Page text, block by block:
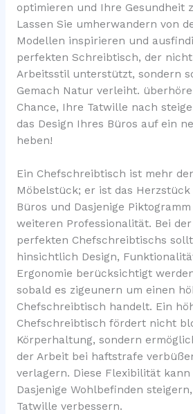
optimieren und Ihre Gesundheit
Lassen Sie umherwandern von
Modellen inspirieren und
perfekten Schreibtisch, der
Arbeitsstil unterstützt, sondern
Gemach Natur verleiht.
Chance, Ihre Tatwille nach
das Design Ihres Büros auf ein
heben!
Ein Chefschreibtisch ist mehr
Möbelstück; er ist das Herzstück
Büros und Dasjenige
weiteren Professionalität. Bei
perfekten Chefschreibtischs
hinsichtlich Design,
Ergonomie berücksichtigt
sobald es zigeunern um einen
Chefschreibtisch handelt. Ein
Chefschreibtisch fördert nicht
Körperhaltung, sondern
der Arbeit bei haftstrafe
verlagern. Diese Flexibilität
Dasjenige Wohlbefinden
Tatwille verbessern.